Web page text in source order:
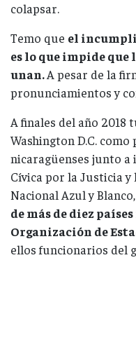
colapsar.
Temo que el
es lo que impide que
unan.A pesar de la
pronunciamientos y
A finales del año 2018
Washington D.C.
nicaragüenses junto a
Cívica por la Justicia y
Nacional Azul y Blanco,
de más de diez
Organización de
ellos funcionarios del